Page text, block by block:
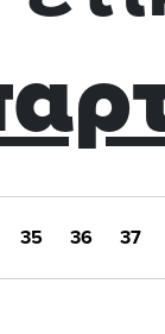
35 36 37